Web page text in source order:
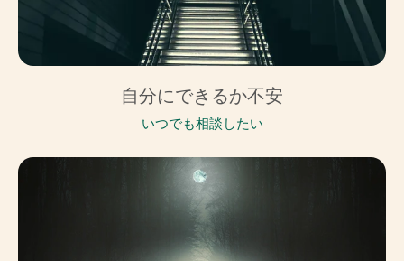
自分にできるか不安
いつでも相談したい